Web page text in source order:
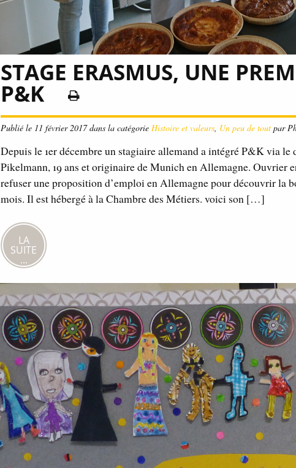
STAGE ERASMUS, UNE
P&K
Publié le 11 février 2017 dans la catégorie Histoire et valeurs, Un peu de toutpar
Depuis le 1er décembre un stagiaire allemand a intégré P&K via
Pikelmann, 19 ans et originaire de Munich en Allemagne. Ouvrier
refuser une proposition d’emploi en Allemagne pour découvrir la
mois. Il est hébergé à la Chambre des Métiers. voici son […]
LA
SUITE
...